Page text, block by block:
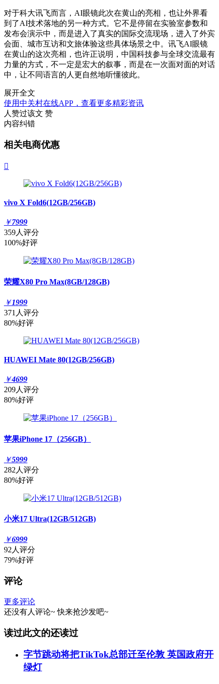
对于科大讯飞而言，AI眼镜此次在黄山的亮相，也让外界看
到了AI技术落地的另一种方式。它不是停留在实验室参数和
发布会演示中，而是进入了真实的国际交流现场，进入了外宾
会面、城市互访和文旅体验这些具体场景之中。讯飞AI眼镜
在黄山的这次亮相，也许正说明，中国科技参与全球交流最有
力量的方式，不一定是宏大的叙事，而是在一次面对面的对话
中，让不同语言的人更自然地听懂彼此。
展开全文
使用中关村在线APP，查看更多精彩资讯
人赞过该文 赞
内容纠错
相关电商优惠

vivo X Fold6(12GB/256GB)
￥7999
359人评分
100%好评
荣耀X80 Pro Max(8GB/128GB)
￥1999
371人评分
80%好评
HUAWEI Mate 80(12GB/256GB)
￥4699
209人评分
80%好评
苹果iPhone 17（256GB）
￥5999
282人评分
80%好评
小米17 Ultra(12GB/512GB)
￥6999
92人评分
79%好评
评论
更多评论
还没有人评论~ 快来抢沙发吧~
读过此文的还读过
字节跳动将把TikTok总部迁至伦敦 英国政府开
绿灯